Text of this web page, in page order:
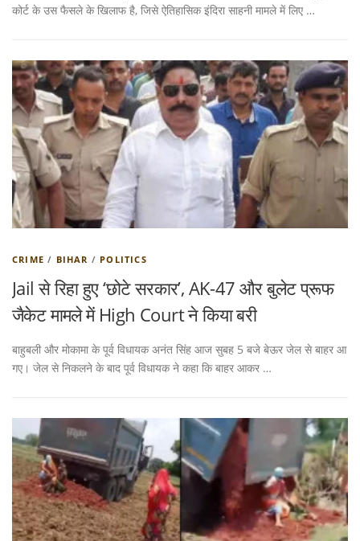
कोर्ट के उस फैसले के खिलाफ है, जिसे ऐतिहासिक इंदिरा साहनी मामले में लिए …
CRIME / BIHAR / POLITICS
Jail से रिहा हुए ‘छोटे सरकार’, AK-47 और बुलेट प्रूफ
जैकेट मामले में High Court ने किया बरी
बाहुबली और मोकामा के पूर्व विधायक अनंत सिंह आज सुबह 5 बजे बेऊर जेल से बाहर आ
गए। जेल से निकलने के बाद पूर्व विधायक ने कहा कि बाहर आकर …